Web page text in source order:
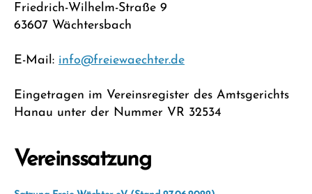
Friedrich-Wilhelm-Straße 9
63607 Wächtersbach
E-Mail: info@freiewaechter.de
Eingetragen im Vereinsregister des Amtsgerichts
Hanau unter der Nummer VR 32534
Vereinssatzung